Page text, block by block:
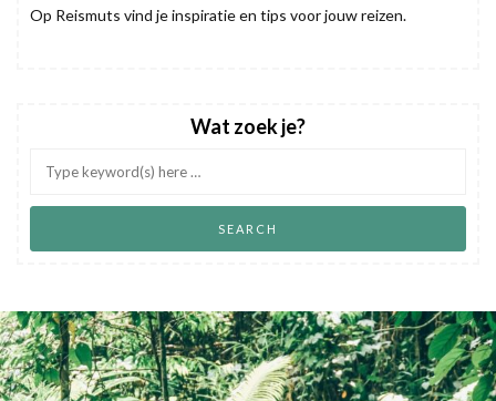
Op Reismuts vind je inspiratie en tips voor jouw reizen.
Wat zoek je?